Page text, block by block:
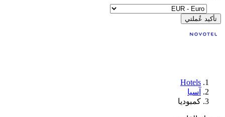
تأكيد عُملتي
Hotels
آسيا
كمبوديا